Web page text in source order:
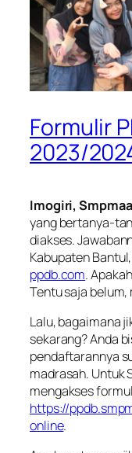
Formulir
2023/
Imogiri,
yang bertanya-
diakses.
Kabupaten
ppdb.com.
Tentu saja
Lalu, bagaimana
sekarang? Anda
pendaftarannya
madrasah. Untuk
mengakses
https://
online.